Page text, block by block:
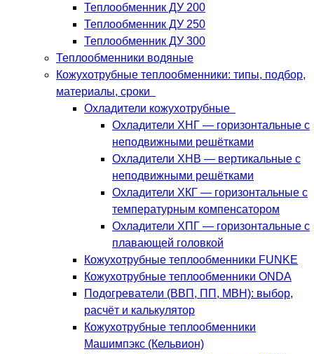
Теплообменник ДУ 200
Теплообменник ДУ 250
Теплообменник ДУ 300
Теплообменники водяные
Кожухотрубные теплообменники: типы, подбор,
материалы, сроки
Охладители кожухотрубные
Охладители ХНГ — горизонтальные с
неподвижными решётками
Охладители ХНВ — вертикальные с
неподвижными решётками
Охладители ХКГ — горизонтальные с
температурным компенсатором
Охладители ХПГ — горизонтальные с
плавающей головкой
Кожухотрубные теплообменники FUNKE
Кожухотрубные теплообменники ONDA
Подогреватели (ВВП, ПП, МВН): выбор,
расчёт и калькулятор
Кожухотрубные теплообменники
Машимпэкс (Кельвион)